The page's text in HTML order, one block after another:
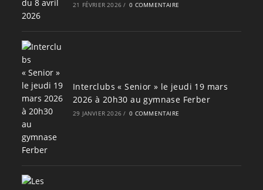
21 FÉVRIER 2026 / 0 COMMENTAIRE
Interclubs « Senior » le jeudi 19 mars
2026 à 20h30 au gymnase Ferber
29 JANVIER 2026 / 0 COMMENTAIRE